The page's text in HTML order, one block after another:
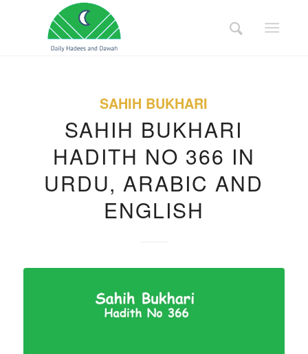
SAHIH BUKHARI
SAHIH BUKHARI
HADITH NO 366 IN
URDU, ARABIC AND
ENGLISH